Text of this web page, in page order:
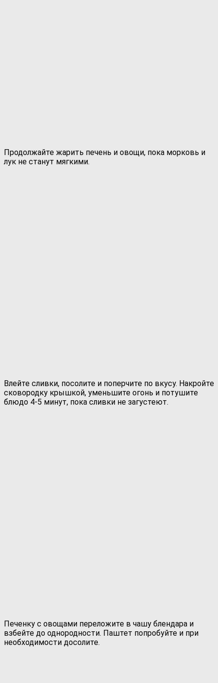
Продолжайте жарить печень и овощи, пока морковь и
лук не станут мягкими.
Влейте сливки, посолите и поперчите по вкусу. Накройте
сковородку крышкой, уменьшите огонь и потушите
блюдо 4-5 минут, пока сливки не загустеют.
Печенку с овощами переложите в чашу блендара и
взбейте до однородности. Паштет попробуйте и при
необходимости досолите.